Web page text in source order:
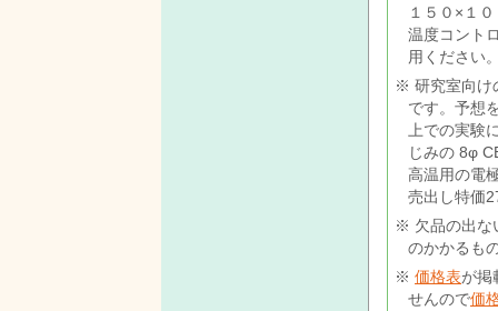
１５０×１
温度コント
用ください
研究室向け
です。予想
上での実験
じみの 8φ
高温用の電
売出し特価
欠品の出な
のかかるも
価格表が掲
せんので価